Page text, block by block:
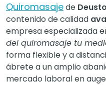
Quiromasajede
contenido de calidad
empresa especializada
del quiromasaje tu
forma flexible y a
ábrete a un amplio
mercado laboral en